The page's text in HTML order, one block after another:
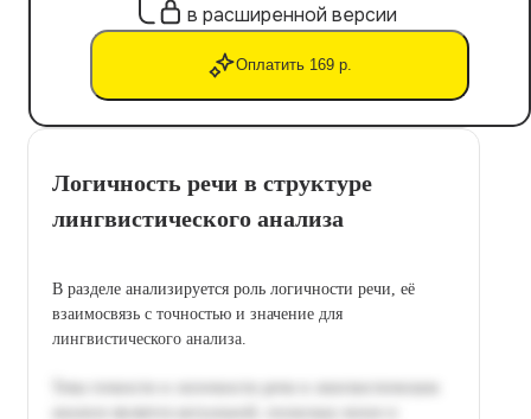
в расширенной версии
Оплатить 169 р.
Логичность речи в структуре
лингвистического анализа
В разделе анализируется роль логичности речи, её
взаимосвязь с точностью и значение для
лингвистического анализа.